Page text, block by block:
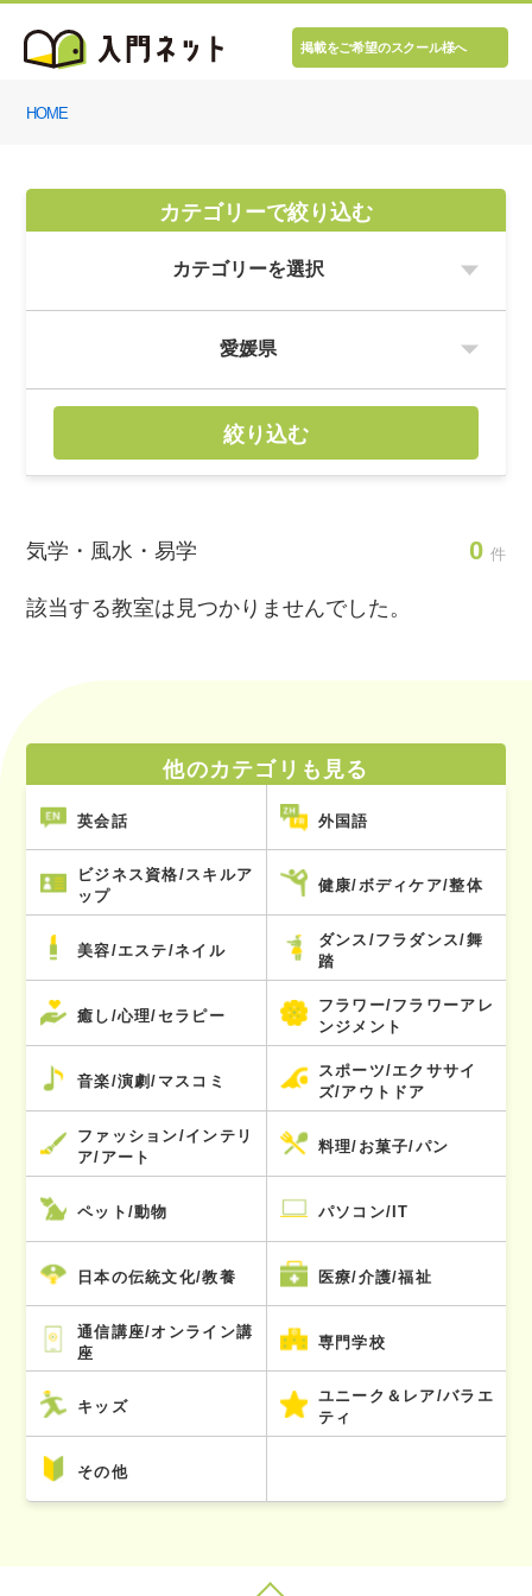
掲載をご希望のスクール様へ
HOME
カテゴリーで絞り込む
絞り込む
気学・風水・易学 0 件
該当する教室は見つかりませんでした。
他のカテゴリも見る
英会話 外国語
ビジネス資格/スキルア
ップ
健康/ボディケア/整体
美容/エステ/ネイル
ダンス/フラダンス/舞
踏
癒し/心理/セラピー
フラワー/フラワーアレ
ンジメント
音楽/演劇/マスコミ
スポーツ/エクササイ
ズ/アウトドア
ファッション/インテリ
ア/アート
料理/お菓子/パン
ペット/動物 パソコン/IT
日本の伝統文化/教養 医療/介護/福祉
通信講座/オンライン講
座
専門学校
キッズ
ユニーク＆レア/バラエ
ティ
その他